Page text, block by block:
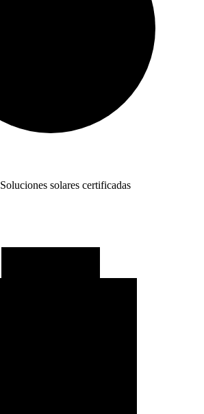
Soluciones solares certificadas